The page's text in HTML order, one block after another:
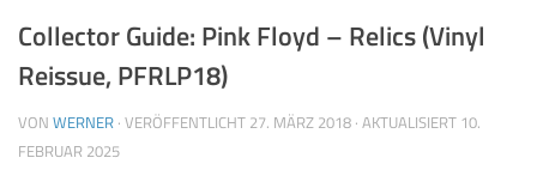
Collector Guide: Pink Floyd – Relics (Vinyl
Reissue, PFRLP18)
VON WERNER · VERÖFFENTLICHT 27. MÄRZ 2018 · AKTUALISIERT 10.
FEBRUAR 2025